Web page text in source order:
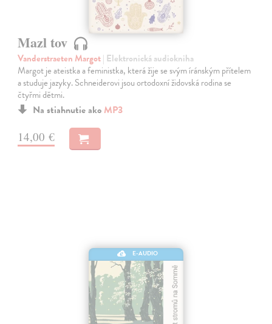
Mazl tov
Vanderstraeten Margot| Elektronická audiokniha
Margot je ateistka a feministka, která žije se svým íránským přítelem
a studuje jazyky. Schneiderovi jsou ortodoxní židovská rodina se
čtyřmi dětmi.
Na stiahnutie ako MP3
14,00 €
E-AUDIO